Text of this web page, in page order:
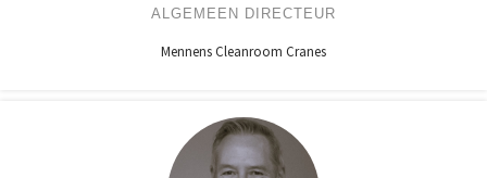
ALGEMEEN DIRECTEUR
Mennens Cleanroom Cranes